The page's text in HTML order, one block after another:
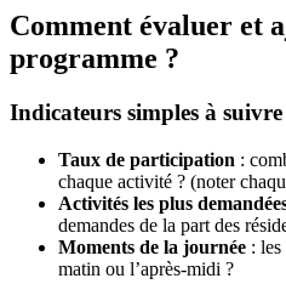
Comment évaluer et
programme ?
Indicateurs simples à suivre
Taux de participation :
chaque activité ? (noter
Activités les plus
demandes de la part des
Moments de la journée :
matin ou l’après-midi ?